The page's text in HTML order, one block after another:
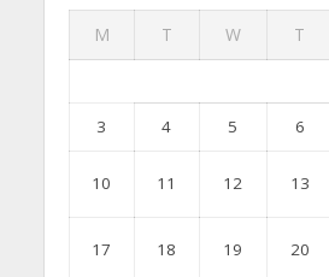
M T W T
3 4 5 6
10 11 12 13
17 18 19 20